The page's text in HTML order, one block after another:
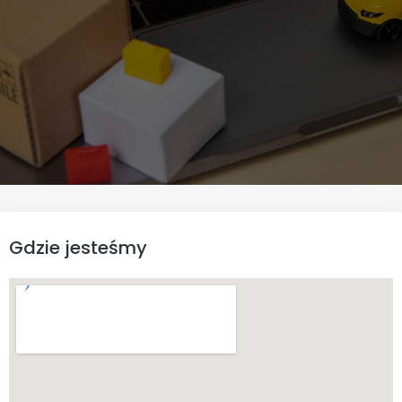
Sprawdź, która konfiguracja
zapewni najwyższą wydajność
renderowania oraz najlepszy
stosunek możliwości do ceny
przy profesjonalnym montażu
wideo.
Gdzie jesteśmy